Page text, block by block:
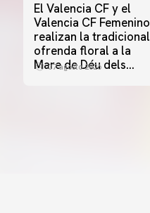
El Valencia CF y el
Valencia CF Femenino
realizan la tradicional
ofrenda floral a la
Mare de Déu dels
07 agosto 2026